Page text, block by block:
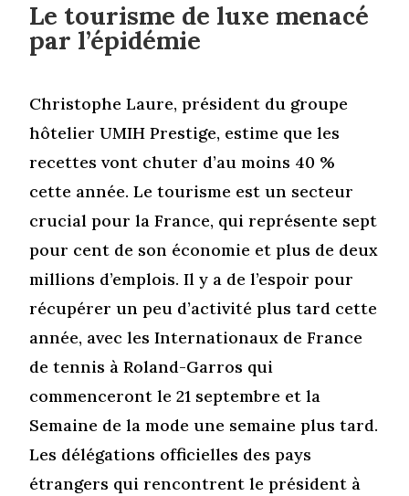
Le tourisme de luxe menacé
par l’épidémie
Christophe Laure, président du groupe
hôtelier UMIH Prestige, estime que les
recettes vont chuter d’au moins 40 %
cette année. Le tourisme est un secteur
crucial pour la France, qui représente sept
pour cent de son économie et plus de deux
millions d’emplois. Il y a de l’espoir pour
récupérer un peu d’activité plus tard cette
année, avec les Internationaux de France
de tennis à Roland-Garros qui
commenceront le 21 septembre et la
Semaine de la mode une semaine plus tard.
Les délégations officielles des pays
étrangers qui rencontrent le président à